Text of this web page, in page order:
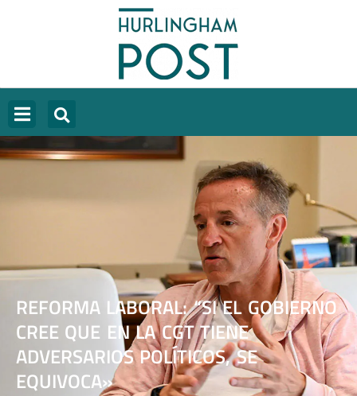
REFORMA LABORAL: “SI EL GOBIERNO
CREE QUE EN LA CGT TIENE
ADVERSARIOS POLÍTICOS, SE
EQUIVOCA»